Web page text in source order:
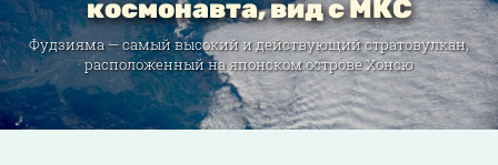
космонавта, вид с МКС
Фудзияма — самый высокий и действующий стратовулкан,
расположенный на японском острове Хонсю